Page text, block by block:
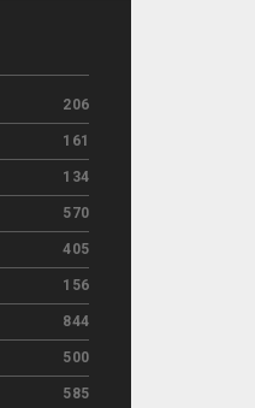
206
161
134
570
405
156
844
500
585